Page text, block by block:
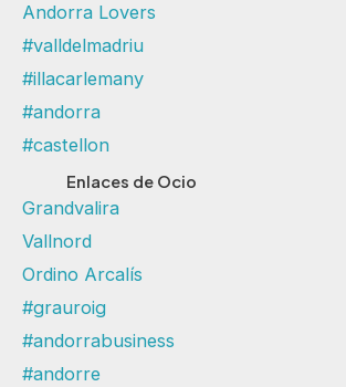
Andorra Lovers
#valldelmadriu
#illacarlemany
#andorra
#castellon
Enlaces de Ocio
Grandvalira
Vallnord
Ordino Arcalís
#grauroig
#andorrabusiness
#andorre